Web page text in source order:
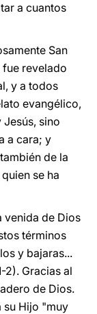
a cuantos
San
fue revelado
y a todos
evangélico,
sino
a cara; y
de la
se ha
venida de Dios
términos
y bajaras...
2). Gracias al
de Dios.
su Hijo "muy